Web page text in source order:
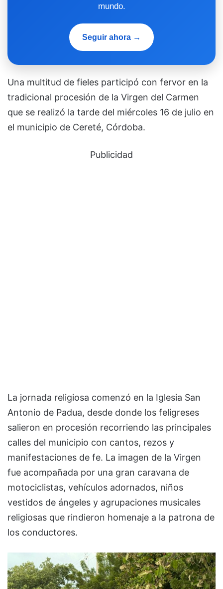
mundo.
Seguir ahora →
Una multitud de fieles participó con fervor en la
tradicional procesión de la Virgen del Carmen
que se realizó la tarde del miércoles 16 de julio en
el municipio de Cereté, Córdoba.
Publicidad
La jornada religiosa comenzó en la Iglesia San
Antonio de Padua, desde donde los feligreses
salieron en procesión recorriendo las principales
calles del municipio con cantos, rezos y
manifestaciones de fe. La imagen de la Virgen
fue acompañada por una gran caravana de
motociclistas, vehículos adornados, niños
vestidos de ángeles y agrupaciones musicales
religiosas que rindieron homenaje a la patrona de
los conductores.